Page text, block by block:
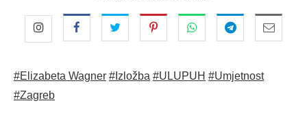
#Elizabeta Wagner #Izložba #ULUPUH #Umjetnost
#Zagreb